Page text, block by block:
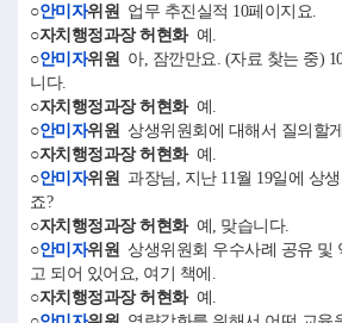
○안미자위원 업무 추진실적 10페이지요.
○자치행정과장 허현화예.
○안미자위원 아, 잠깐만요. (자료 찾는 중)
니다.
○자치행정과장 허현화예.
○안미자위원 상생위원회에 대해서 질의할
○자치행정과장 허현화예.
○안미자위원 과장님, 지난 11월 19일에 상
죠?
○자치행정과장 허현화예, 맞습니다.
○안미자위원 상생위원회 우수사례 공유 및
고 되어 있어요, 여기 책에.
○자치행정과장 허현화예.